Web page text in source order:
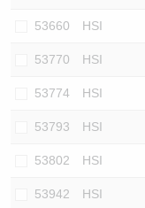
53660 HSI
53770 HSI
53774 HSI
53793 HSI
53802 HSI
53942 HSI